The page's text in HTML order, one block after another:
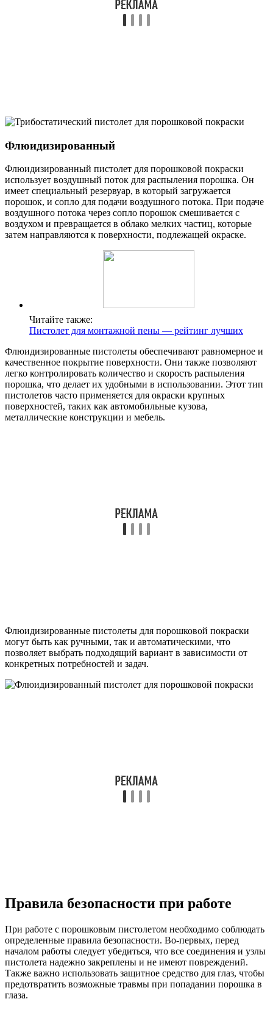
Флюидизированный
Флюидизированный пистолет для порошковой покраски
использует воздушный поток для распыления порошка. Он
имеет специальный резервуар, в который загружается
порошок, и сопло для подачи воздушного потока. При подаче
воздушного потока через сопло порошок смешивается с
воздухом и превращается в облако мелких частиц, которые
затем направляются к поверхности, подлежащей окраске.
Читайте также:
Пистолет для монтажной пены — рейтинг лучших
Флюидизированные пистолеты обеспечивают равномерное и
качественное покрытие поверхности. Они также позволяют
легко контролировать количество и скорость распыления
порошка, что делает их удобными в использовании. Этот тип
пистолетов часто применяется для окраски крупных
поверхностей, таких как автомобильные кузова,
металлические конструкции и мебель.
Флюидизированные пистолеты для порошковой покраски
могут быть как ручными, так и автоматическими, что
позволяет выбрать подходящий вариант в зависимости от
конкретных потребностей и задач.
Правила безопасности при работе
При работе с порошковым пистолетом необходимо соблюдать
определенные правила безопасности. Во-первых, перед
началом работы следует убедиться, что все соединения и узлы
пистолета надежно закреплены и не имеют повреждений.
Также важно использовать защитное средство для глаз, чтобы
предотвратить возможные травмы при попадании порошка в
глаза.